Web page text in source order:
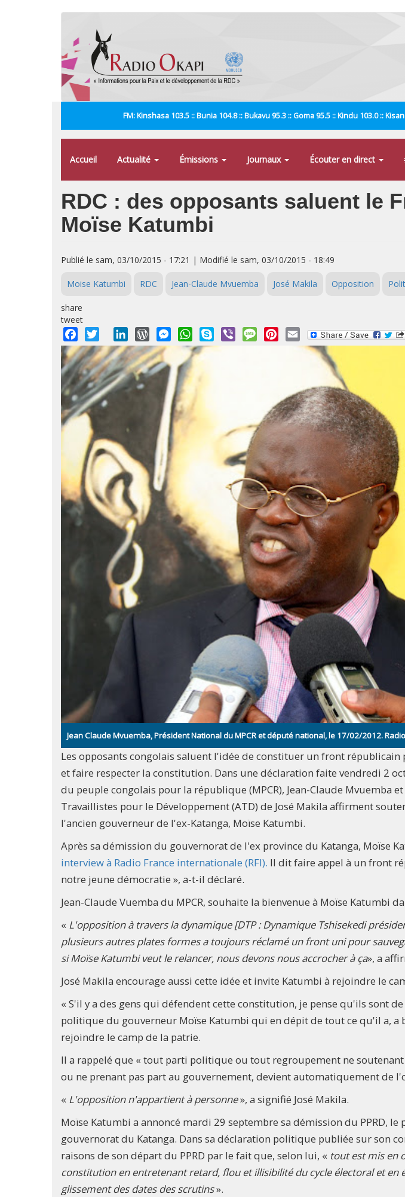
FM: Kinshasa 103.5 :: Bunia 104.8 :: Bukavu 95.3 :: Goma 95.5 :: Kindu 103.0 ::
Accueil Actualité Émissions Journaux Écouter en direct
RDC : des opposants saluent le
Moïse Katumbi
Publié le sam, 03/10/2015 - 17:21 | Modifié le sam, 03/10/2015 - 18:49
Moise Katumbi RDC Jean-Claude Mvuemba José Makila Opposition
share
tweet
Facebook
Twitter LinkedInWordPressMessengerWhatsApp
Skype Viber MessagePinterest
Email
Jean Claude Mvuemba, Président National du MPCR et député national, le 17/02/2012.
Les opposants congolais saluent l'idée de constituer un front
et faire respecter la constitution. Dans une déclaration faite vendredi 2
du peuple congolais pour la république (MPCR), Jean-Claude Mvuemba
Travaillistes pour le Développement (ATD) de José Makila affirment
l'ancien gouverneur de l'ex-Katanga, Moïse Katumbi.
Après sa démission du gouvernorat de l'ex province du Katanga, Moïse
interview à Radio France internationale (RFI). Il dit faire appel à un front
notre jeune démocratie », a-t-il déclaré.
Jean-Claude Vuemba du MPCR, souhaite la bienvenue à Moïse Katumbi
« L'opposition à travers la dynamique [DTP : Dynamique Tshisekedi
plusieurs autres plates formes a toujours réclamé un front uni pour
si Moïse Katumbi veut le relancer, nous devons nous accrocher à ça», a
José Makila encourage aussi cette idée et invite Katumbi à rejoindre le
« S'il y a des gens qui défendent cette constitution, je pense qu'ils sont
politique du gouverneur Moïse Katumbi qui en dépit de tout ce qu'il a, a
rejoindre le camp de la patrie.
Il a rappelé que « tout parti politique ou tout regroupement ne
ou ne prenant pas part au gouvernement, devient automatiquement de
« L'opposition n'appartient à personne», a signifié José Makila.
Moïse Katumbi a annoncé mardi 29 septembre sa démission du PPRD,
gouvernorat du Katanga. Dans sa déclaration politique publiée sur son
raisons de son départ du PPRD par le fait que, selon lui, « tout est mis en
constitution en entretenant retard, flou et illisibilité du cycle électoral et en
glissement des dates des scrutins».​